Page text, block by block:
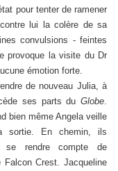
pour tenter de ramener
lui la colère de sa
convulsions - feintes
provoque la visite du Dr
émotion forte.
de nouveau Julia, à
ses parts du Globe
bien même Angela veille
sortie. En chemin, ils
se rendre compte de
Crest. Jacqueline